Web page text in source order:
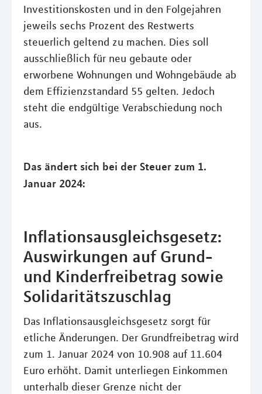
Investitionskosten und in den Folgejahren
jeweils sechs Prozent des Restwerts
steuerlich geltend zu machen. Dies soll
ausschließlich für neu gebaute oder
erworbene Wohnungen und Wohngebäude ab
dem Effizienzstandard 55 gelten. Jedoch
steht die endgültige Verabschiedung noch
aus.
Das ändert sich bei der Steuer zum 1.
Januar 2024:
Inflationsausgleichsgesetz:
Auswirkungen auf Grund-
und Kinderfreibetrag sowie
Solidaritätszuschlag
Das Inflationsausgleichsgesetz sorgt für
etliche Änderungen. Der Grundfreibetrag wird
zum 1. Januar 2024 von 10.908 auf 11.604
Euro erhöht. Damit unterliegen Einkommen
unterhalb dieser Grenze nicht der